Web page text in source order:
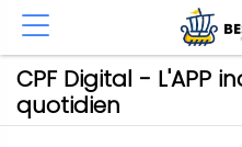
CPF Digital - L'APP
quotidien